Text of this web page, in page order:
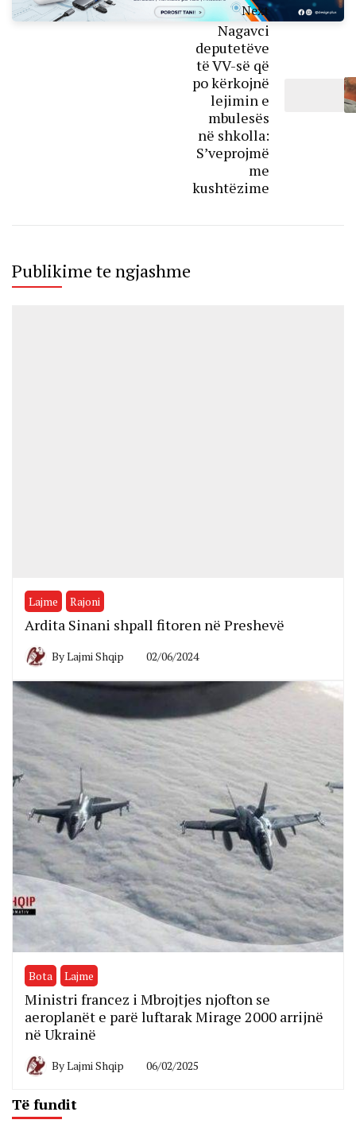
Next
Nagavci
deputetëve
të VV-së që
po kërkojnë
lejimin e
mbulesës
në shkolla:
S’veprojmë
me
kushtëzime
Publikime te ngjashme
Lajme Rajoni
Ardita Sinani shpall fitoren në Preshevë
ByLajmi Shqip 02/06/2024
Bota Lajme
Ministri francez i Mbrojtjes njofton se
aeroplanët e parë luftarak Mirage 2000 arrijnë
në Ukrainë
ByLajmi Shqip 06/02/2025
Të fundit